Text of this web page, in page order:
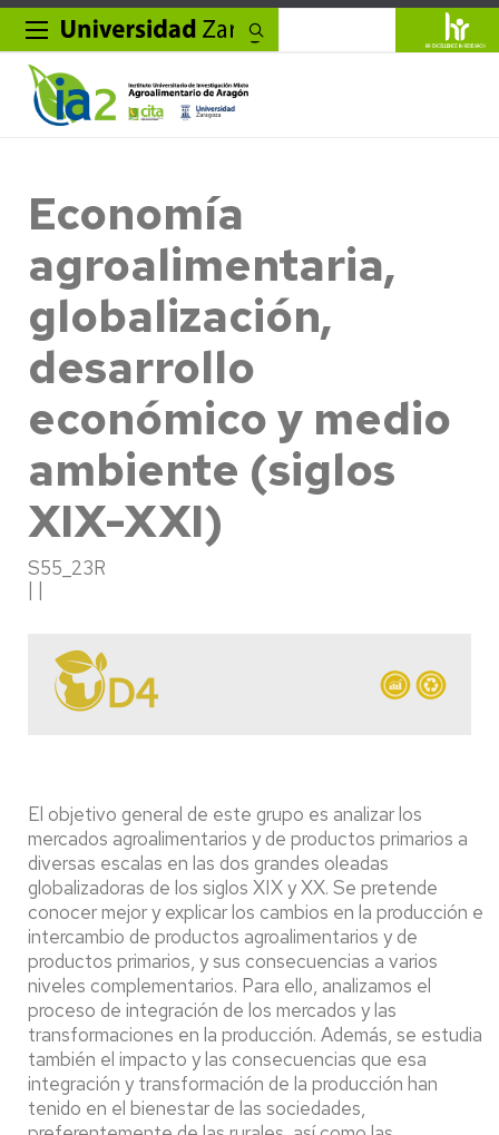
Economía
agroalimentaria,
globalización,
desarrollo
económico y medio
ambiente (siglos
XIX-XXI)
S55_23R
| |
El objetivo general de este grupo es analizar los
mercados agroalimentarios y de productos primarios a
diversas escalas en las dos grandes oleadas
globalizadoras de los siglos XIX y XX. Se pretende
conocer mejor y explicar los cambios en la producción e
intercambio de productos agroalimentarios y de
productos primarios, y sus consecuencias a varios
niveles complementarios. Para ello, analizamos el
proceso de integración de los mercados y las
transformaciones en la producción. Además, se estudia
también el impacto y las consecuencias que esa
integración y transformación de la producción han
tenido en el bienestar de las sociedades,